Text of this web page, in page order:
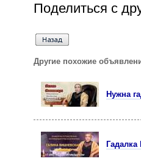
Поделиться с
Другие похожие
Нужна
Гадалка